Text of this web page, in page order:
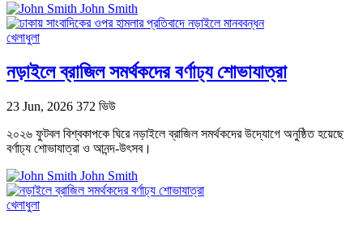
John Smith
খেলাধুলা
নড়াইলে ব্রাজিল সমর্থকদের বর্ণাঢ্য শোভাযাত্রা
23 Jun, 2026 372 ভিউ
২০২৬ ফুটবল বিশ্বকাপকে ঘিরে নড়াইলে ব্রাজিল সমর্থকদের উদ্যোগে অনুষ্ঠিত হয়েছে
বর্ণাঢ্য শোভাযাত্রা ও আনন্দ-উৎসব।
John Smith
খেলাধুলা